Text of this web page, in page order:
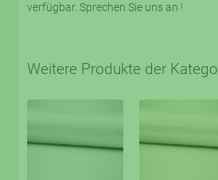
verfügbar. Sprechen Sie uns an !
Weitere Produkte der